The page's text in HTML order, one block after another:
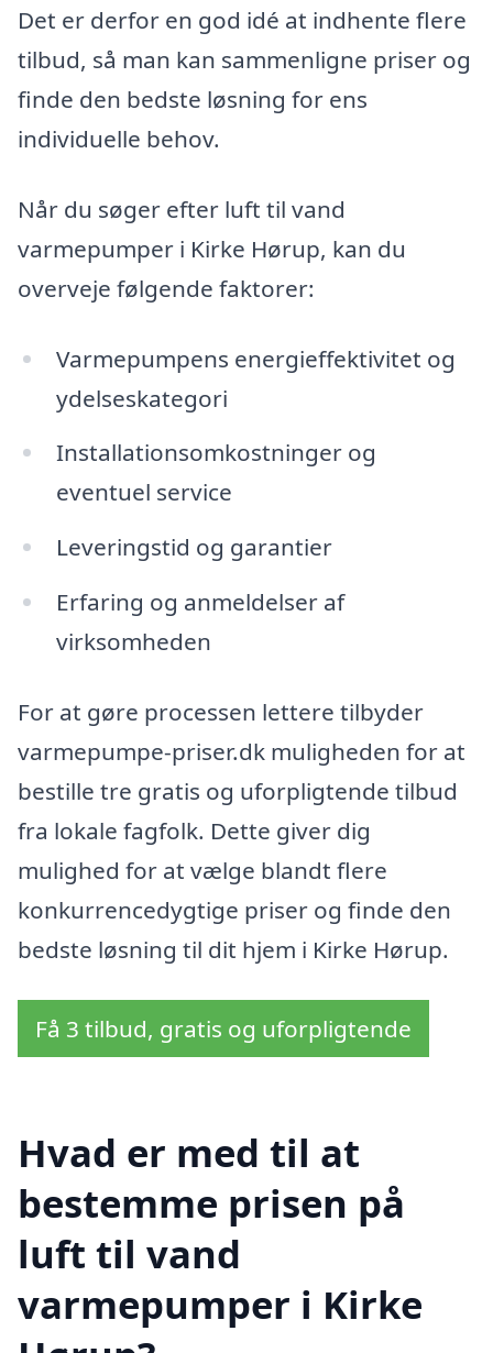
Det er derfor en god idé at indhente flere
tilbud, så man kan sammenligne priser og
finde den bedste løsning for ens
individuelle behov.
Når du søger efter luft til vand
varmepumper i Kirke Hørup, kan du
overveje følgende faktorer:
Varmepumpens energieffektivitet og
ydelseskategori
Installationsomkostninger og
eventuel service
Leveringstid og garantier
Erfaring og anmeldelser af
virksomheden
For at gøre processen lettere tilbyder
varmepumpe-priser.dk muligheden for at
bestille tre gratis og uforpligtende tilbud
fra lokale fagfolk. Dette giver dig
mulighed for at vælge blandt flere
konkurrencedygtige priser og finde den
bedste løsning til dit hjem i Kirke Hørup.
Få 3 tilbud, gratis og uforpligtende
Hvad er med til at
bestemme prisen på
luft til vand
varmepumper i Kirke